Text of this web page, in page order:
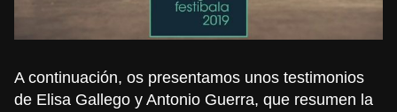
A continuación, os presentamos unos testimonios
de Elisa Gallego y Antonio Guerra, que resumen la